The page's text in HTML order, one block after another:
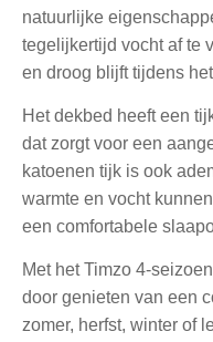
natuurlijke
tegelijkertijd vocht af te
en droog blijft tijdens
Het dekbed heeft een
dat zorgt voor een
katoenen tijk is ook
warmte en vocht
een comfortabele
Met het Timzo 4-
door genieten van een
zomer, herfst, winter of